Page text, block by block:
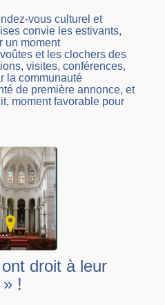
vous culturel et
convie les estivants,
un moment
et les clochers des
visites, conférences,
la communauté
de première annonce, et
moment favorable pour
droit à leur
!